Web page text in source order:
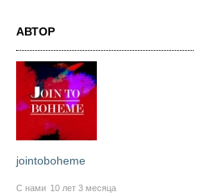
АВТОР
jointoboheme
С нами 10 лет 3 месяца